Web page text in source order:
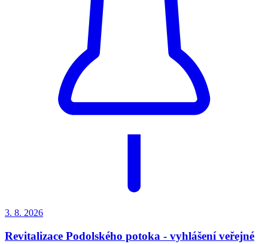
3. 8. 2026
Revitalizace Podolského potoka - vyhlášení veřejné